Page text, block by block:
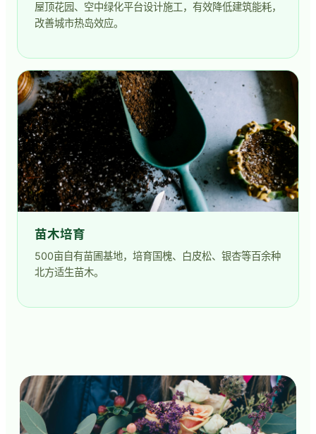
屋顶花园、空中绿化平台设计施工，有效降低建筑能耗，
改善城市热岛效应。
苗木培育
500亩自有苗圃基地，培育国槐、白皮松、银杏等百余种
北方适生苗木。